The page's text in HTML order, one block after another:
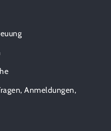
Anmeldungen,